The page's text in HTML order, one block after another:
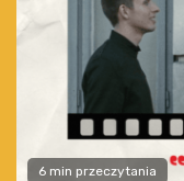
6 min przeczytania